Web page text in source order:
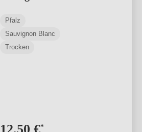
Pfalz
Sauvignon Blanc
Trocken
*